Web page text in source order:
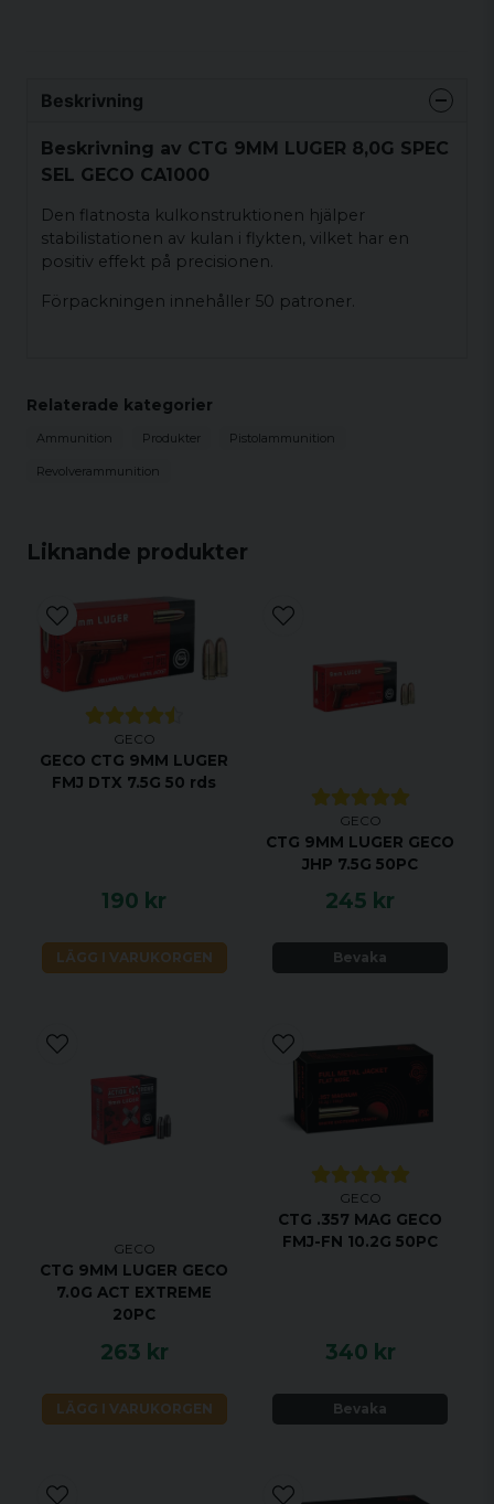
Liknande produkter
GECO
GECO CTG 9MM LUGER
FMJ DTX 7.5G 50 rds
190 kr
LÄGG I VARUKORGEN
GECO
CTG 9MM LUGER GECO
JHP 7.5G 50PC
245 kr
Bevaka
GECO
CTG 9MM LUGER GECO
7.0G ACT EXTREME
20PC
263 kr
LÄGG I VARUKORGEN
GECO
CTG .357 MAG GECO
FMJ-FN 10.2G 50PC
340 kr
Bevaka
Beskrivning
Beskrivning av CTG 9MM LUGER 8,0G SPEC
SEL GECO CA1000
Den flatnosta kulkonstruktionen hjälper
stabilistationen av kulan i flykten, vilket har en
positiv effekt på precisionen.
Förpackningen innehåller 50 patroner.
Relaterade kategorier
Ammunition Produkter Pistolammunition
Revolverammunition